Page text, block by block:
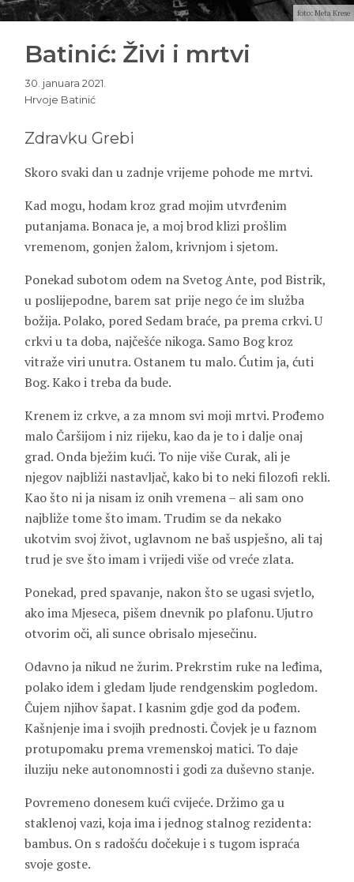
foto: Meta Krese
Batinić: Živi i mrtvi
30. januara 2021.
Hrvoje Batinić
Zdravku Grebi
Skoro svaki dan u zadnje vrijeme pohode me mrtvi.
Kad mogu, hodam kroz grad mojim utvrđenim
putanjama. Bonaca je, a moj brod klizi prošlim
vremenom, gonjen žalom, krivnjom i sjetom.
Ponekad subotom odem na Svetog Ante, pod Bistrik,
u poslijepodne, barem sat prije nego će im služba
božija. Polako, pored Sedam braće, pa prema crkvi. U
crkvi u ta doba, najčešće nikoga. Samo Bog kroz
vitraže viri unutra. Ostanem tu malo. Ćutim ja, ćuti
Bog. Kako i treba da bude.
Krenem iz crkve, a za mnom svi moji mrtvi. Prođemo
malo Čaršijom i niz rijeku, kao da je to i dalje onaj
grad. Onda bježim kući. To nije više Curak, ali je
njegov najbliži nastavljač, kako bi to neki filozofi rekli.
Kao što ni ja nisam iz onih vremena – ali sam ono
najbliže tome što imam. Trudim se da nekako
ukotvim svoj život, uglavnom ne baš uspješno, ali taj
trud je sve što imam i vrijedi više od vreće zlata.
Ponekad, pred spavanje, nakon što se ugasi svjetlo,
ako ima Mjeseca, pišem dnevnik po plafonu. Ujutro
otvorim oči, ali sunce obrisalo mjesečinu.
Odavno ja nikud ne žurim. Prekrstim ruke na leđima,
polako idem i gledam ljude rendgenskim pogledom.
Čujem njihov šapat. I kasnim gdje god da pođem.
Kašnjenje ima i svojih prednosti. Čovjek je u faznom
protupomaku prema vremenskoj matici. To daje
iluziju neke autonomnosti i godi za duševno stanje.
Povremeno donesem kući cvijeće. Držimo ga u
staklenoj vazi, koja ima i jednog stalnog rezidenta:
bambus. On s radošću dočekuje i s tugom ispraća
svoje goste.